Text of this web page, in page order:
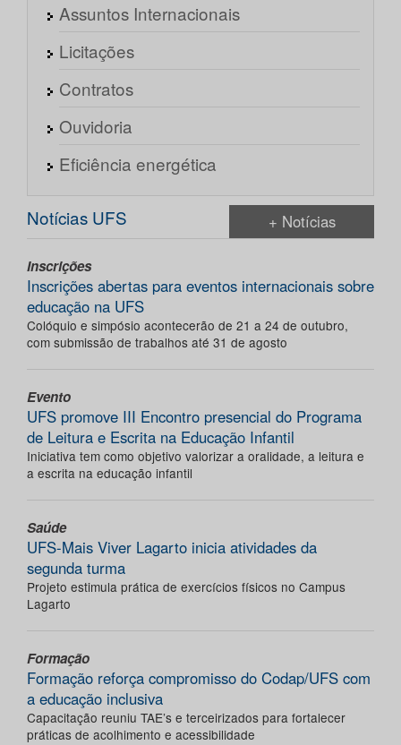
Assuntos Internacionais
Licitações
Contratos
Ouvidoria
Eficiência energética
Notícias UFS + Notícias
Inscrições
Inscrições abertas para eventos internacionais sobre
educação na UFS
Colóquio e simpósio acontecerão de 21 a 24 de outubro,
com submissão de trabalhos até 31 de agosto
Evento
UFS promove III Encontro presencial do Programa
de Leitura e Escrita na Educação Infantil
Iniciativa tem como objetivo valorizar a oralidade, a leitura e
a escrita na educação infantil
Saúde
UFS-Mais Viver Lagarto inicia atividades da
segunda turma
Projeto estimula prática de exercícios físicos no Campus
Lagarto
Formação
Formação reforça compromisso do Codap/UFS com
a educação inclusiva
Capacitação reuniu TAE’s e terceirizados para fortalecer
práticas de acolhimento e acessibilidade